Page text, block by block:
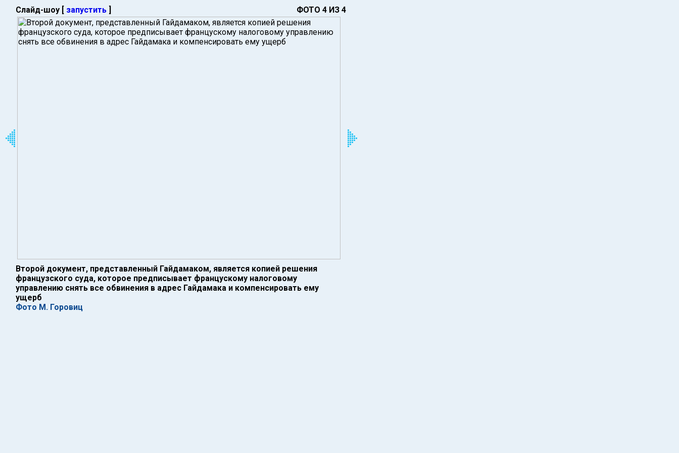
Слайд-шоу [ запустить ] ФОТО 4 ИЗ 4
Второй документ, представленный Гайдамаком, является копией решения
французского суда, которое предписывает францускому налоговому
управлению снять все обвинения в адрес Гайдамака и компенсировать ему
ущерб
Фото М. Горовиц